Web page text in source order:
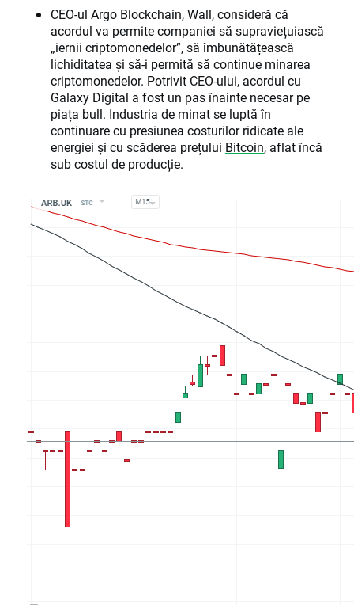
CEO-ul Argo Blockchain, Wall, consideră că
acordul va permite companiei să supraviețuiască
„iernii criptomonedelor”, să îmbunătățească
lichiditatea și să-i permită să continue minarea
criptomonedelor. Potrivit CEO-ului, acordul cu
Galaxy Digital a fost un pas înainte necesar pe
piața bull. Industria de minat se luptă în
continuare cu presiunea costurilor ridicate ale
energiei și cu scăderea prețului Bitcoin, aflat încă
sub costul de producție.